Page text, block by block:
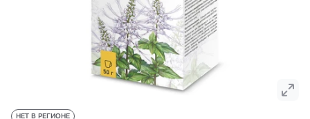
НЕТ В РЕГИОНЕ